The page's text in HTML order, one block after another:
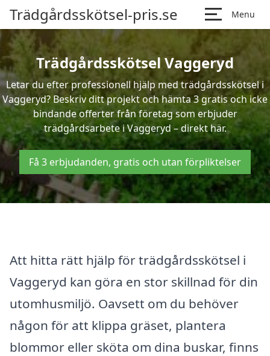
Trädgårdsskötsel-pris.se Menu
Trädgårdsskötsel Vaggeryd
Letar du efter professionell hjälp med trädgårdsskötsel i
Vaggeryd? Beskriv ditt projekt och hämta 3 gratis och icke
bindande offerter från företag som erbjuder
trädgårdsarbete i Vaggeryd – direkt här.
Få 3 erbjudanden, gratis och utan förpliktelser
Att hitta rätt hjälp för trädgårdsskötsel i
Vaggeryd kan göra en stor skillnad för din
utomhusmiljö. Oavsett om du behöver
någon för att klippa gräset, plantera
blommor eller sköta om dina buskar, finns